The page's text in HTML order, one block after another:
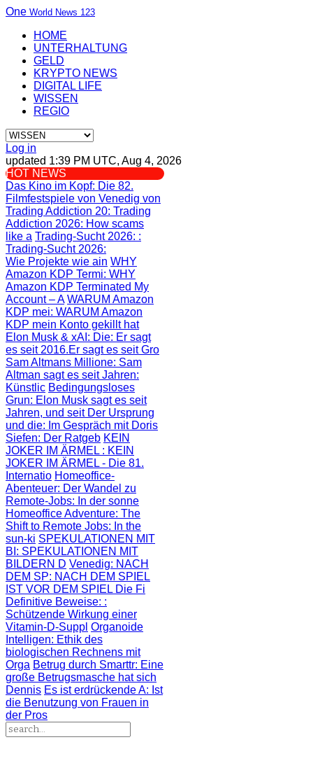
One World News 123
HOME
UNTERHALTUNG
GELD
KRYPTO NEWS
DIGITAL LIFE
WISSEN
REGIO
Log in
updated 1:39 PM UTC, Aug 4, 2026
HOT NEWS
Das Kino im Kopf: Die 82.
Filmfestspiele von Venedig von
Trading Addiction 20: Trading
Addiction 2026: How scams
like a Trading-Sucht 2026: :
Trading-Sucht 2026:
Wie Projekte wie ain WHY
Amazon KDP Termi: WHY
Amazon KDP Terminated My
Account – A WARUM Amazon
KDP mei: WARUM Amazon
KDP mein Konto gekillt hat
Elon Musk & xAI: Die: Er sagt
es seit 2016.Er sagt es seit Gro
Sam Altmans Millione: Sam
Altman sagt es seit Jahren:
Künstlic Bedingungsloses
Grun: Elon Musk sagt es seit
Jahren, und seit Der Ursprung
und die: Im Gespräch mit Doris
Siefen: Der Ratgeb KEIN
JOKER IM ÄRMEL : KEIN
JOKER IM ÄRMEL - Die 81.
Internatio Homeoffice-
Abenteuer: Der Wandel zu
Remote-Jobs: In der sonne
Homeoffice Adventure: The
Shift to Remote Jobs: In the
sun-ki SPEKULATIONEN MIT
BI : SPEKULATIONEN MIT
BILDERN D Venedig: NACH
DEM SP: NACH DEM SPIEL
IST VOR DEM SPIEL Die Fi
Definitive Beweise: :
Schützende Wirkung einer
Vitamin-D-Suppl Organoide
Intelligen: Ethik des
biologischen Rechnens mit
Orga Betrug durch Smarttr: Eine
große Betrugsmasche hat sich
Dennis Es ist erdrückende A: Ist
die Benutzung von Frauen in
der Pros